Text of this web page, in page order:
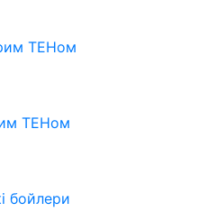
ТЕНом
ТЕНом
бойлери